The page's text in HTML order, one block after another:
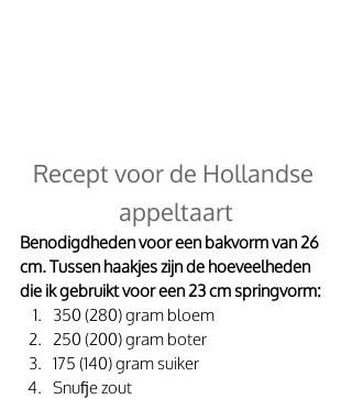
Recept voor de Hollandse
appeltaart
Benodigdheden voor een bakvorm van 26
cm. Tussen haakjes zijn de hoeveelheden
die ik gebruikt voor een 23 cm springvorm:
350 (280) gram bloem
250 (200) gram boter
175 (140) gram suiker
Snufje zout